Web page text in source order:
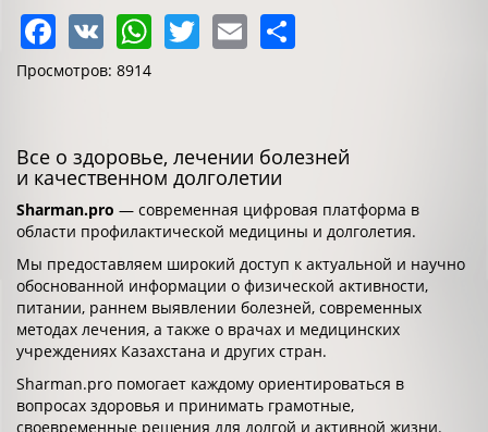
Facebook
VK WhatsApp
Twitter
Email
Просмотров: 8914
Все о здоровье, лечении болезней
и качественном долголетии
Sharman.pro — современная цифровая платформа в
области профилактической медицины и долголетия.
Мы предоставляем широкий доступ к актуальной и научно
обоснованной информации о физической активности,
питании, раннем выявлении болезней, современных
методах лечения, а также о врачах и медицинских
учреждениях Казахстана и других стран.
Sharman.pro помогает каждому ориентироваться в
вопросах здоровья и принимать грамотные,
своевременные решения для долгой и активной жизни.